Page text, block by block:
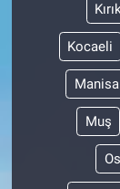
Kocaeli
Manisa
Muş
Popüler
Sağlık